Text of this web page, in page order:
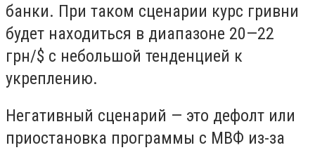
банки. При таком сценарии курс гривни
будет находиться в диапазоне 20—22
грн/$ с небольшой тенденцией к
укреплению.
Негативный сценарий — это дефолт или
приостановка программы с МВФ из-за